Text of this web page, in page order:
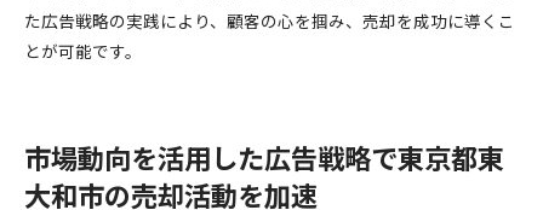
た広告戦略の実践により、顧客の心を掴み、売却を成功に導くこ
とが可能です。
市場動向を活用した広告戦略で東京都東
大和市の売却活動を加速